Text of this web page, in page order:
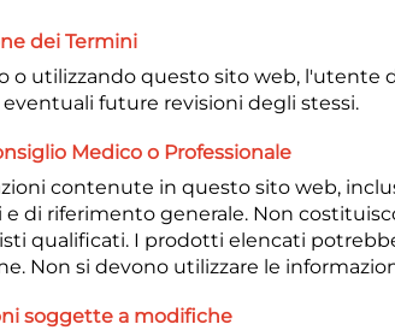
dei Termini
o utilizzando questo sito web, l'utente
eventuali future revisioni degli stessi.
Medico o Professionale
contenute in questo sito web,
di riferimento generale. Non
qualificati. I prodotti elencati
Non si devono utilizzare le
soggette a modifiche